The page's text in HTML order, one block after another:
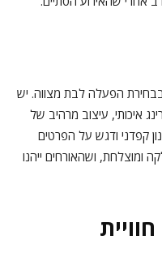
הפעלה לבת מצווה. יש
איכותי, עיצוב מרהיב של
קפדני ודגש על הפרטים
ומוצלחת, ושהאורחים ייהנו